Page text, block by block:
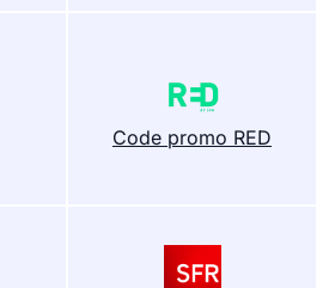
Code promo RED